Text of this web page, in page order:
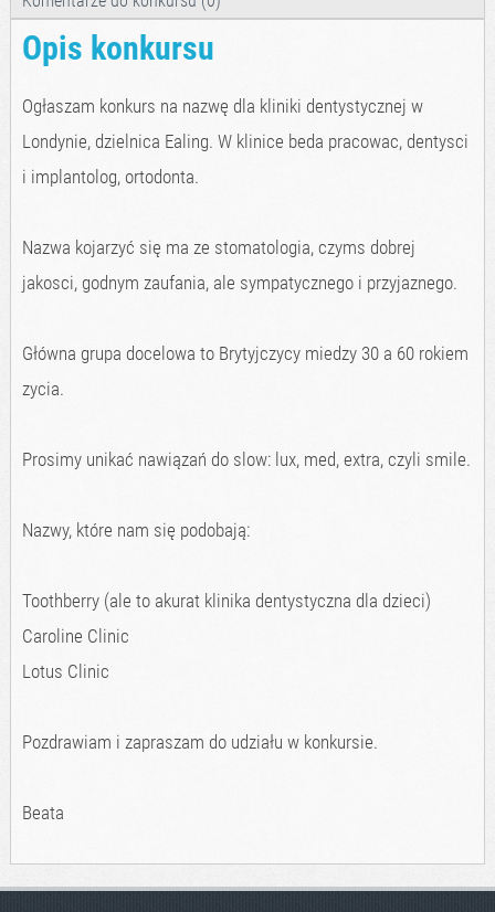
Opis konkursu
Ogłaszam konkurs na nazwę dla kliniki dentystycznej w
Londynie, dzielnica Ealing. W klinice beda pracowac, dentysci
i implantolog, ortodonta.
Nazwa kojarzyć się ma ze stomatologia, czyms dobrej
jakosci, godnym zaufania, ale sympatycznego i przyjaznego.
Główna grupa docelowa to Brytyjczycy miedzy 30 a 60 rokiem
zycia.
Prosimy unikać nawiązań do slow: lux, med, extra, czyli smile.
Nazwy, które nam się podobają:
Toothberry (ale to akurat klinika dentystyczna dla dzieci)
Caroline Clinic
Lotus Clinic
Pozdrawiam i zapraszam do udziału w konkursie.
Beata